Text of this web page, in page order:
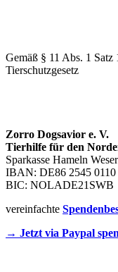
Gemäß § 11 Abs. 1
Tierschutzgesetz
Zorro Dogsavior e. V.
Tierhilfe für den
Sparkasse Hameln
IBAN: DE86 2545 0110
BIC: NOLADE21SWB
vereinfachte
→ Jetzt via Paypal